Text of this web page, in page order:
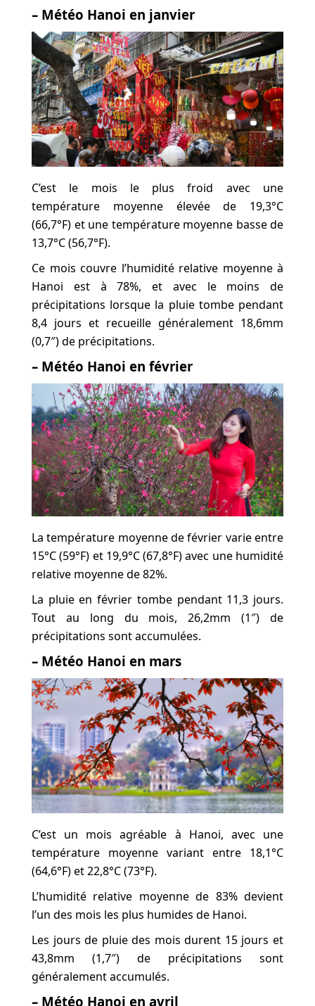
– Météo Hanoi en janvier
C’est le mois le plus froid avec une
température moyenne élevée de 19,3°C
(66,7°F) et une température moyenne basse de
13,7°C (56,7°F).
Ce mois couvre l’humidité relative moyenne à
Hanoi est à 78%, et avec le moins de
précipitations lorsque la pluie tombe pendant
8,4 jours et recueille généralement 18,6mm
(0,7″) de précipitations.
– Météo Hanoi en février
La température moyenne de février varie entre
15°C (59°F) et 19,9°C (67,8°F) avec une humidité
relative moyenne de 82%.
La pluie en février tombe pendant 11,3 jours.
Tout au long du mois, 26,2mm (1″) de
précipitations sont accumulées.
– Météo Hanoi en mars
C’est un mois agréable à Hanoi, avec une
température moyenne variant entre 18,1°C
(64,6°F) et 22,8°C (73°F).
L’humidité relative moyenne de 83% devient
l’un des mois les plus humides de Hanoi.
Les jours de pluie des mois durent 15 jours et
43,8mm (1,7″) de précipitations sont
généralement accumulés.
– Météo Hanoi en avril